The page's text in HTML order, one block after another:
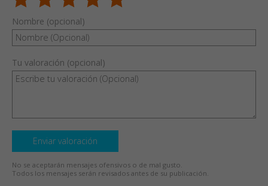
Nombre (opcional)
Tu valoración (opcional)
Enviar valoración
No se aceptarán mensajes ofensivos o de mal gusto.
Todos los mensajes serán revisados antes de su publicación.